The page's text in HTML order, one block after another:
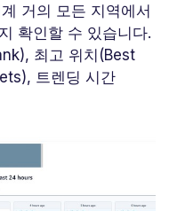
거의 모든 지역에서
확인할 수 있습니다.
최고 위치(Best
트렌딩 시간